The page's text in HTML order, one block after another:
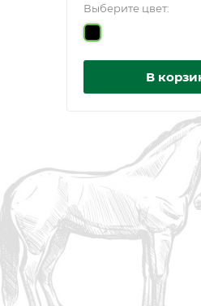
Выберите цвет:
В